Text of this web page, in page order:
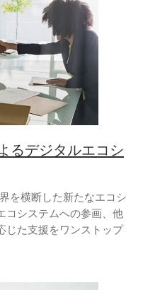
るデジタルエコシ
を横断した新たなエコシ
コシステムへの参画、他
じた支援をワンストップ